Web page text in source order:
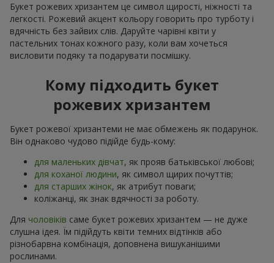
Букет рожевих хризантем це символ щирості, ніжності та
легкості. Рожевий акцент кольору говорить про турботу і
вдячність без зайвих слів. Даруйте чарівні квіти у
пастельних тонах кожного разу, коли вам хочеться
висловити подяку та подарувати посмішку.
Кому підходить букет
рожевих хризантем
Букет рожевої хризантеми не має обмежень як подарунок.
Він однаково чудово підійде будь-кому:
для маленьких дівчат, як прояв батьківської любові;
для коханої людини, як символ щирих почуттів;
для старших жінок, як атрибут поваги;
коліжанці, як знак вдячності за роботу.
Для чоловіків саме букет рожевих хризантем — не дуже
слушна ідея. Їм підійдуть квіти темних відтінків або
різнобарвна комбінація, доповнена вишуканішими
рослинами.